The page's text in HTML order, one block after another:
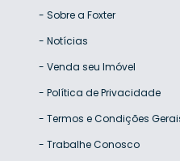
- Sobre a Foxter
- Notícias
- Venda seu Imóvel
- Política de Privacidade
- Termos e Condições
- Trabalhe Conosco